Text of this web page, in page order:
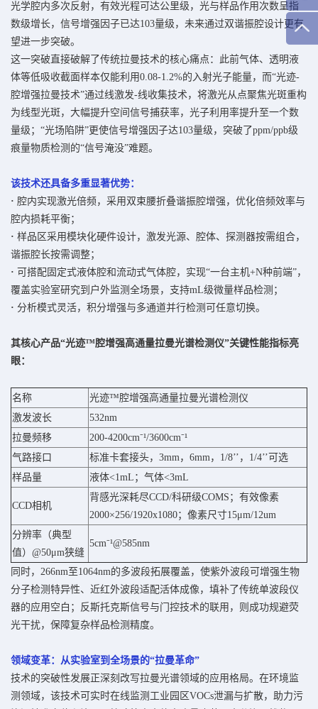
光学腔内多次反射，有效光程可达公里级，光与样品作用次数呈指
数级增长，信号增强因子已达103量级，未来通过双谐振腔设计更有
望进一步突破。
这一突破直接破解了传统拉曼技术的核心痛点：此前气体、透明液
体等低吸收截面样本仅能利用0.08-1.2%的入射光子能量，而“光迹-
腔增强拉曼技术”通过线激发-线收集技术，将激光从点聚焦光斑重构
为线型光斑，大幅提升空间信号捕获率，光子利用率提升至一个数
量级；“光场陷阱”更使信号增强因子达103量级，突破了ppm/ppb级
痕量物质检测的“信号淹没”难题。
该技术还具备多重显著优势：
· 腔内实现激光倍频，采用双束腰折叠谐振腔增强，优化倍频效率与
腔内损耗平衡；
· 样品区采用模块化硬件设计，激发光源、腔体、探测器按需组合，
谐振腔长按需调整；
· 可搭配固定式液体腔和流动式气体腔，实现“一台主机+N种前端”，
覆盖实验室研究到户外监测全场景，支持mL级微量样品检测；
· 分析模式灵活，积分增强与多通道并行检测可任意切换。
其核心产品“光迹™腔增强高通量拉曼光谱检测仪”关键性能指标亮
眼：
名称
光迹™腔增强高通量拉曼光谱检测仪
激发波长
532nm
拉曼频移
200-4200cm⁻¹/3600cm⁻¹
气路接口
标准卡套接头，3mm，6mm，1/8’’，1/4’’可选
样品量
液体<1mL；气体<3mL
CCD相机
背感光深耗尽CCD/科研级COMS；有效像素
2000×256/1920x1080；像素尺寸15μm/12um
分辨率（典型
值）@50μm狭缝
5cm⁻¹@585nm
同时，266nm至1064nm的多波段拓展覆盖，使紫外波段可增强生物
分子检测特异性、近红外波段适配活体成像，填补了传统单波段仪
器的应用空白；反斯托克斯信号与门控技术的联用，则成功规避荧
光干扰，保障复杂样品检测精度。
领域变革：从实验室到全场景的“拉曼革命”
技术的突破性发展正深刻改写拉曼光谱领域的应用格局。在环境监
测领域，该技术可实时在线监测工业园区VOCs泄漏与扩散，助力污